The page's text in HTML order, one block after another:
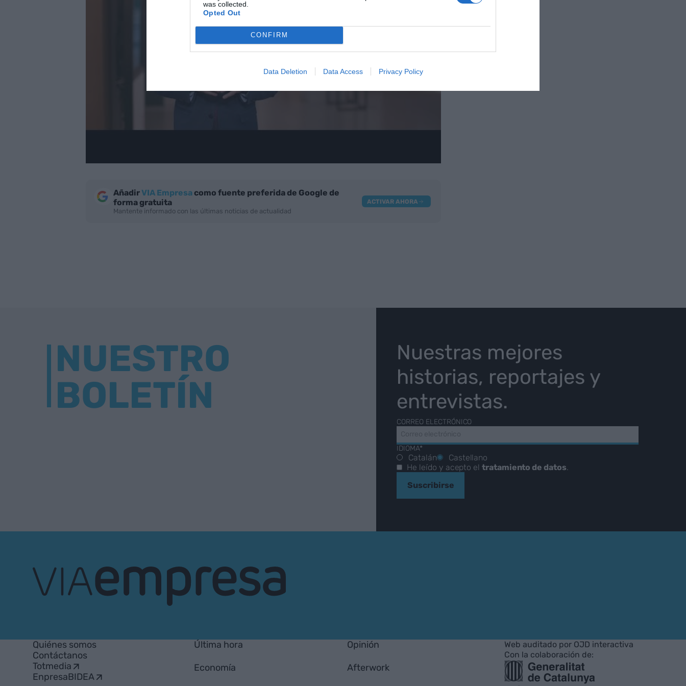
was collected.
Opted Out
CONFIRM
Data Deletion Data Access Privacy Policy
AñadirVIA Empresacomo fuente preferida de Google de
forma gratuita
Mantente informado con las últimas noticias de actualidad
ACTIVAR AHORA
NUESTRO
BOLETÍN
Nuestras mejores
historias, reportajes y
entrevistas.
CORREO ELECTRÓNICO
IDIOMA*
Catalán
Castellano
He leído y acepto eltratamiento de datos.
Suscribirse
Quiénes somos
Contáctanos
Totmedia
EnpresaBIDEA
Última hora
Economía
Opinión
Afterwork
Web auditado por OJD interactiva
Con la colaboración de: